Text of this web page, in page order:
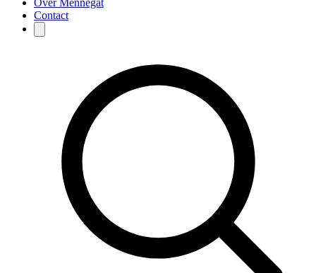
Over Mennegat
Contact